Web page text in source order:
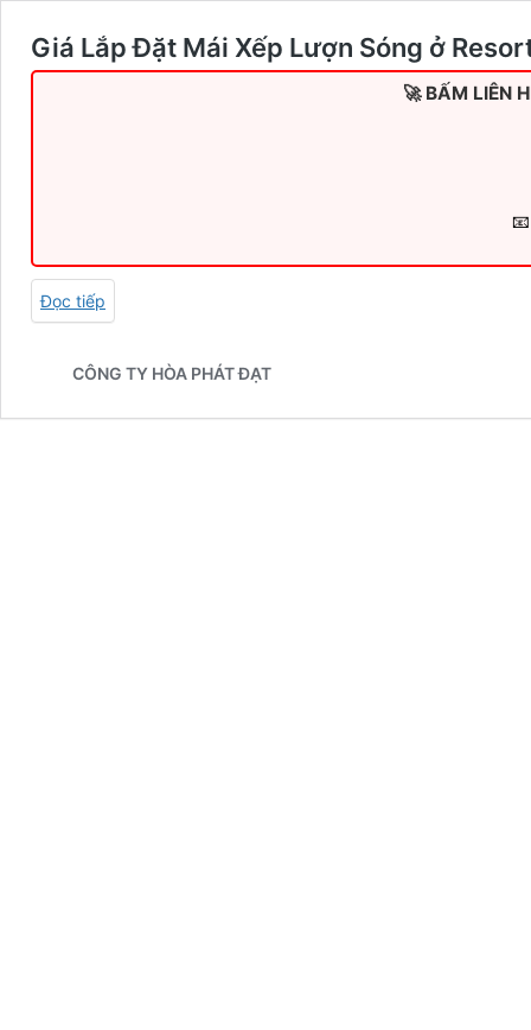
Giá Lắp Đặt Mái Xếp Lượn Sóng ở
🚀 BẤM LIÊN
Đọc tiếp
CÔNG TY HÒA PHÁT ĐẠT